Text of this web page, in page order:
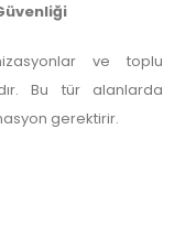
ve toplu
Bu tür alanlarda
gerektirir.